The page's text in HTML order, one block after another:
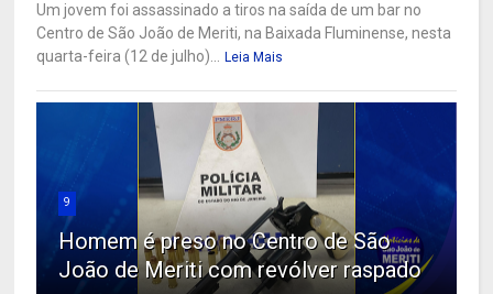
Um jovem foi assassinado a tiros na saída de um bar no
Centro de São João de Meriti, na Baixada Fluminense, nesta
quarta-feira (12 de julho)... Leia Mais
9
Homem é preso no Centro de São
João de Meriti com revólver raspado